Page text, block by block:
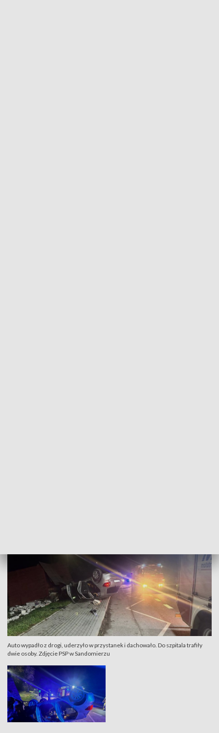
Auto wypadło z drogi, uderzyło w przystanek i dachowało. Do szpitala trafiły
dwie osoby. Zdjęcie PSP w Sandomierzu